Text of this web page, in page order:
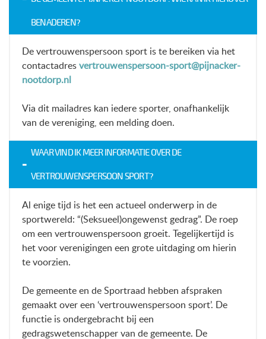
BENADEREN?
De vertrouwenspersoon sport is te bereiken via het
contactadres vertrouwenspersoon-sport@pijnacker-
nootdorp.nl
Via dit mailadres kan iedere sporter, onafhankelijk
van de vereniging, een melding doen.
WAAR VIND IK MEER INFORMATIE OVER DE
VERTROUWENSPERSOON SPORT?
Al enige tijd is het een actueel onderwerp in de
sportwereld: “(Seksueel)ongewenst gedrag”. De roep
om een vertrouwenspersoon groeit. Tegelijkertijd is
het voor verenigingen een grote uitdaging om hierin
te voorzien.
De gemeente en de Sportraad hebben afspraken
gemaakt over een ‘vertrouwenspersoon sport’. De
functie is ondergebracht bij een
gedragswetenschapper van de gemeente. De